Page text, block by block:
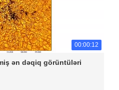
00:00:12
ən dəqiq görüntüləri